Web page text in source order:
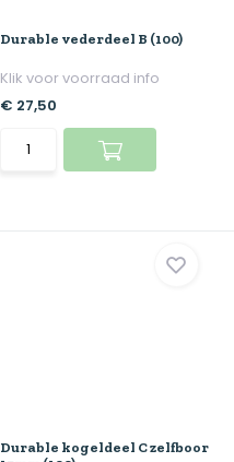
Durable vederdeel B (100)
Klik voor voorraad info
€ 27,50
Durable kogeldeel C zelfboor